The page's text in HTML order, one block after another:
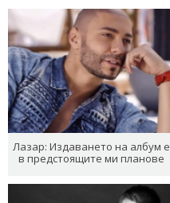
Лазар: Издаването на албум е
в предстоящите ми планове